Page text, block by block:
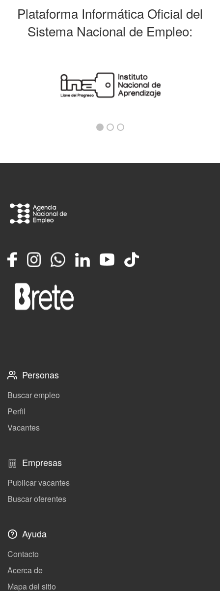
Plataforma Informática Oficial del
Sistema Nacional de Empleo:
FacebookInstagramWhatsappLinkedInYouTube
TikTok
Personas
Buscar empleo
Perfil
Vacantes
Empresas
Publicar vacantes
Buscar oferentes
Ayuda
Contacto
Acerca de
Mapa del sitio